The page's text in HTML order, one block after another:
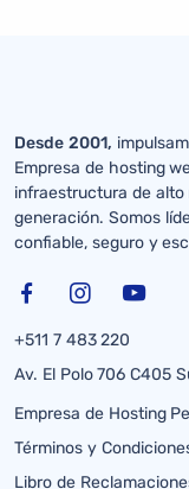
Desde 2001,
Empresa de hosting
infraestructura de alto
generación. Somos
confiable, seguro y
+511 7 483 220
Av. El Polo 706 C405
Empresa de Hosting
Términos y
Libro de